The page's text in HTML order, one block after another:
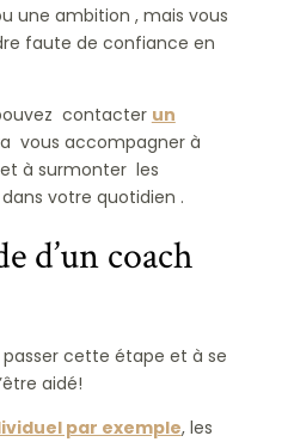
une ambition , mais vous
faute de confiance en
contacter un
vous accompagner à
à surmonter les
votre quotidien .
d’un coach
cette étape et à se
aidé!
par exemple, les